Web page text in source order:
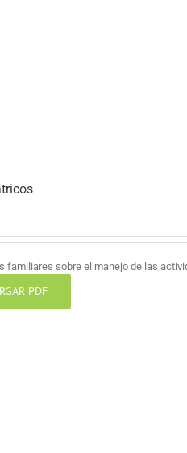
familiares sobre el manejo de las
PDF